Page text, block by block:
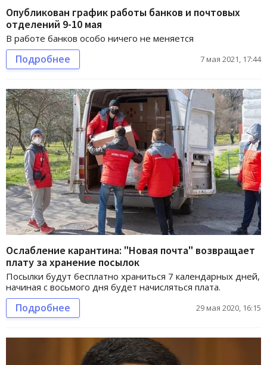
Опубликован график работы банков и почтовых
отделений 9-10 мая
В работе банков особо ничего не меняется
Подробнее 7 мая 2021, 17:44
Ослабление карантина: "Новая почта" возвращает
плату за хранение посылок
Посылки будут бесплатно храниться 7 календарных дней,
начиная с восьмого дня будет начисляться плата.
Подробнее 29 мая 2020, 16:15